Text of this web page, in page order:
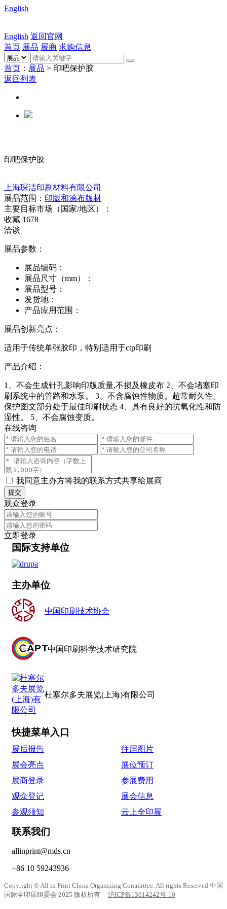
English
English 返回官网
首页 展品 展商 求购信息
首页 ： 展品 > 印吧保护胶
返回列表
印吧保护胶
上海琛洁印刷材料有限公司
展品范围： 印版和涂布版材
主要目标市场（国家/地区）：
收藏 1678
洽谈
展品参数：
展品编码：
展品尺寸（mm）：
展品型号：
发货地：
产品应用范围：
展品创新亮点：
适用于传统单张胶印，特别适用于ctp印刷
产品介绍：
1、不会生成针孔影响印版质量,不损及橡皮布 2、不会堵塞印
刷系统中的管路和水泵。 3、不含腐蚀性物质。超常耐久性。
保护图文部分处于最佳印刷状态 4、具有良好的抗氧化性和防
湿性。 5、不会腐蚀变质。
在线咨询
我同意主办方将我的联系方式共享给展商
提交
观众登录
立即登录
国际支持单位
主办单位
中国印刷技术协会
中国印刷科学技术研究院
杜塞尔多夫展览(上海)有限公司
快捷菜单入口
展后报告
往届图片
展会亮点
展位预订
展商登录
参展费用
观众登记
展会信息
参观须知
云上全印展
联系我们
allinprint@mds.cn
+86 10 59243936
Copyright © All in Print China Organizing Committee. All rights Reserved 中国
国际全印展组委会 2025 版权所有 沪ICP备13014242号-10